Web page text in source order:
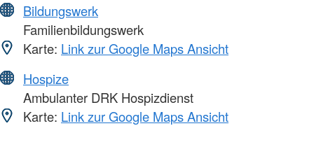
Bildungswerk
Familienbildungswerk
Karte: Link zur Google Maps Ansicht
Hospize
Ambulanter DRK Hospizdienst
Karte: Link zur Google Maps Ansicht